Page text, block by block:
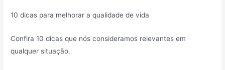
10 dicas para melhorar a qualidade de vida
Confira 10 dicas que nós consideramos relevantes em
qualquer situação.